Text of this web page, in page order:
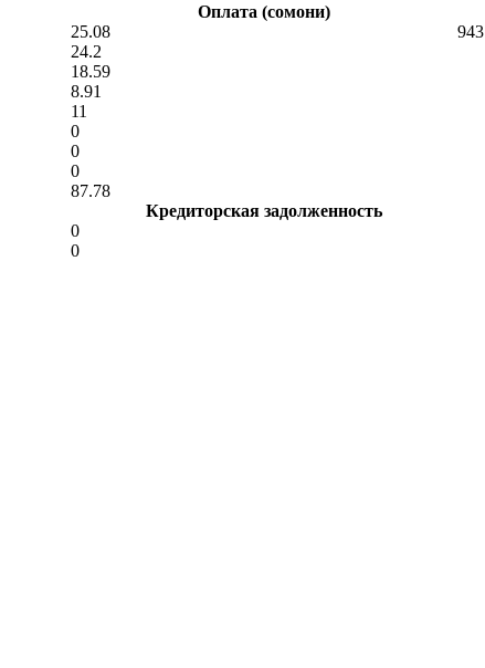
Оплата (сомони)
25.08
943
24.2
18.59
8.91
11
0
0
0
87.78
Кредиторская задолженность
0
0